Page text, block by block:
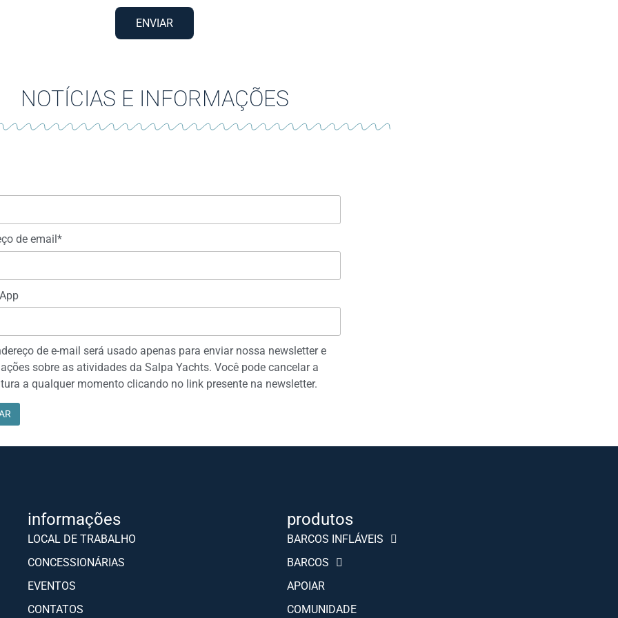
ENVIAR
NOTÍCIAS E INFORMAÇÕES
de email*
de e-mail será usado apenas para enviar nossa newsletter e
sobre as atividades da Salpa Yachts. Você pode cancelar a
a qualquer momento clicando no link presente na newsletter.
informações
LOCAL DE TRABALHO
CONCESSIONÁRIAS
EVENTOS
CONTATOS
produtos
BARCOS INFLÁVEIS
BARCOS
APOIAR
COMUNIDADE